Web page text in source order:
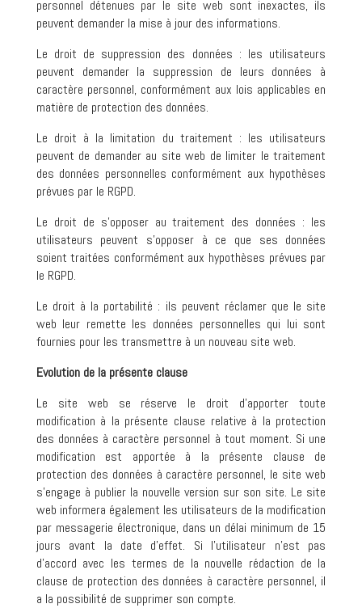
personnel détenues par le site web sont inexactes, ils
peuvent demander la mise à jour des informations.
Le droit de suppression des données : les utilisateurs
peuvent demander la suppression de leurs données à
caractère personnel, conformément aux lois applicables en
matière de protection des données.
Le droit à la limitation du traitement : les utilisateurs
peuvent de demander au site web de limiter le traitement
des données personnelles conformément aux hypothèses
prévues par le RGPD.
Le droit de s’opposer au traitement des données : les
utilisateurs peuvent s’opposer à ce que ses données
soient traitées conformément aux hypothèses prévues par
le RGPD.
Le droit à la portabilité : ils peuvent réclamer que le site
web leur remette les données personnelles qui lui sont
fournies pour les transmettre à un nouveau site web.
Evolution de la présente clause
Le site web se réserve le droit d’apporter toute
modification à la présente clause relative à la protection
des données à caractère personnel à tout moment. Si une
modification est apportée à la présente clause de
protection des données à caractère personnel, le site web
s’engage à publier la nouvelle version sur son site. Le site
web informera également les utilisateurs de la modification
par messagerie électronique, dans un délai minimum de 15
jours avant la date d’effet. Si l’utilisateur n’est pas
d’accord avec les termes de la nouvelle rédaction de la
clause de protection des données à caractère personnel, il
a la possibilité de supprimer son compte.